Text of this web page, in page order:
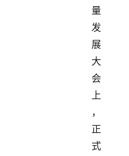
量
发
展
大
会
上
，
正
式